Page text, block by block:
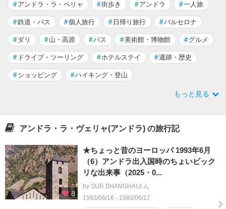
# アンドラ・ラ・ベリャ #街歩き # アンドラ #一人旅
#鉄道・バス #個人旅行 # 日帰り旅行 #バルセロナ
# ダリ # 山・高原 #バス #美術館・博物館 # グルメ
# ドライブ・ツーリング #ホテルステイ #遺跡・歴史
# ショッピング #ハイキング・登山
もっと見る
アンドラ・ラ・ヴェリャ(アンドラ) の旅行記
8
★ちょっと昔のヨーロッパ 1993年6月
（6）アンドラ出入国時のちょいビック
リな出来事（2025・0...
by SUR SHANGHAIさん
1993/06/16 - 1993/06/17